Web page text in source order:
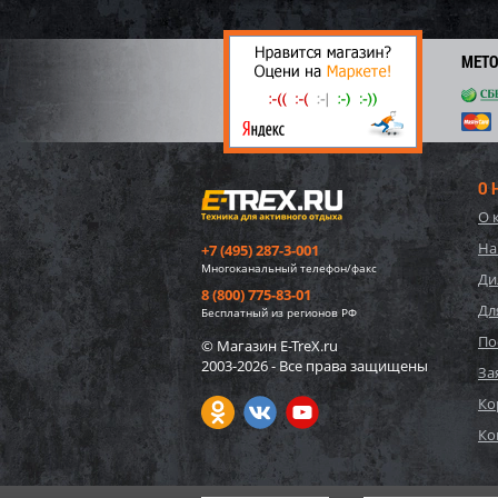
62
3
1
+7 (495) 287-3-001
Многоканальный телефон/факс
8 (800) 775-83-01
Бесплатный из регионов РФ
© Магазин E-TreX.ru
2003-2026 - Все права защищены
О
О